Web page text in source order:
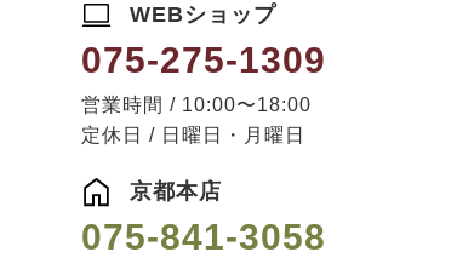
WEBショップ
075-275-1309
営業時間 / 10:00〜18:00
定休日 / 日曜日・月曜日
京都本店
075-841-3058